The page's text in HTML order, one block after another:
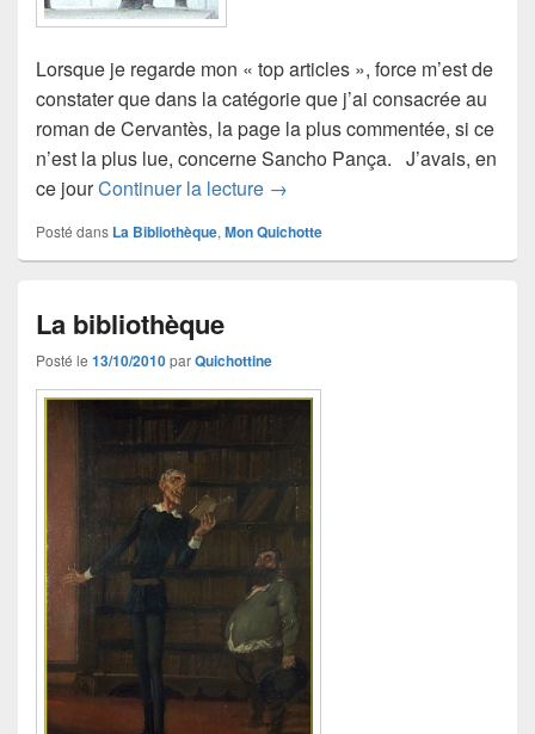
Lorsque je regarde mon « top articles », force m’est de
constater que dans la catégorie que j’ai consacrée au
roman de Cervantès, la page la plus commentée, si ce
n’est la plus lue, concerne Sancho Pança. J’avais, en
ce jourContinuer la lecture Et si l’ami Sancho…
→
Posté dans La Bibliothèque, Mon Quichotte
La bibliothèque
Posté le 13/10/2010parQuichottine